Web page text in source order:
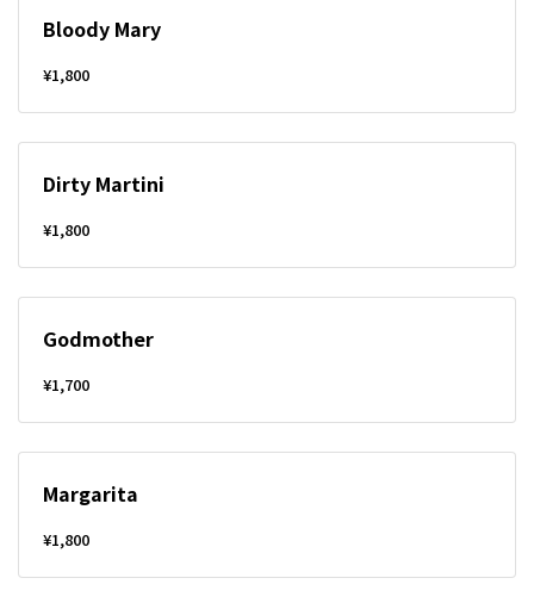
Bloody Mary
¥1,800
Dirty Martini
¥1,800
Godmother
¥1,700
Margarita
¥1,800